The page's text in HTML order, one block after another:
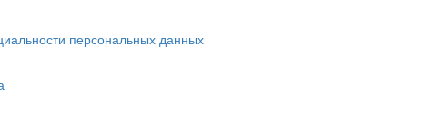
персональных данных